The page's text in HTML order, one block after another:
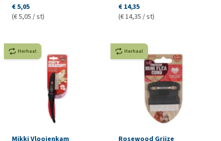
€ 5,05
(€ 5,05 / st)
€ 14,35
(€ 14,35 / st)
Herhaal
Mikki Vlooienkam
Herhaal
Rosewood Grijze